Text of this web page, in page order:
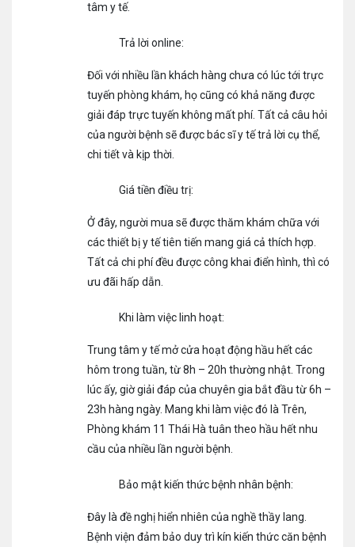
tâm y tế.
Trả lời online:
Đối với nhiều lần khách hàng chưa có lúc tới trực
tuyến phòng khám, họ cũng có khả năng được
giải đáp trực tuyến không mất phí. Tất cả câu hỏi
của người bệnh sẽ được bác sĩ y tế trả lời cụ thể,
chi tiết và kịp thời.
Giá tiền điều trị:
Ở đây, người mua sẽ được thăm khám chữa với
các thiết bị y tế tiên tiến mang giá cả thích hợp.
Tất cả chi phí đều được công khai điển hình, thì có
ưu đãi hấp dẫn.
Khi làm việc linh hoạt:
Trung tâm y tế mở cửa hoạt động hầu hết các
hôm trong tuần, từ 8h – 20h thường nhật. Trong
lúc ấy, giờ giải đáp của chuyên gia bắt đầu từ 6h –
23h hàng ngày. Mang khi làm việc đó là Trên,
Phòng khám 11 Thái Hà tuân theo hầu hết nhu
cầu của nhiều lần người bệnh.
Bảo mật kiến thức bệnh nhân bệnh:
Đây là đề nghị hiển nhiên của nghề thầy lang.
Bệnh viện đảm bảo duy trì kín kiến thức căn bệnh